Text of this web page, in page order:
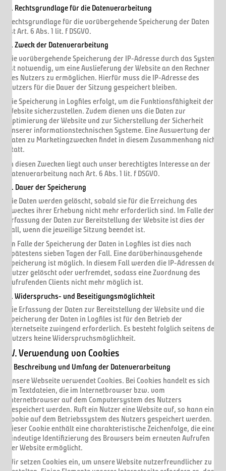
2. Rechtsgrundlage für die Datenverarbeitung
Rechtsgrundlage für die vorübergehende Speicherung der Daten
ist Art. 6 Abs. 1 lit. f DSGVO.
3. Zweck der Datenverarbeitung
Die vorübergehende Speicherung der IP-Adresse durch das System
ist notwendig, um eine Auslieferung der Website an den Rechner
des Nutzers zu ermöglichen. Hierfür muss die IP-Adresse des
Nutzers für die Dauer der Sitzung gespeichert bleiben.
Die Speicherung in Logfiles erfolgt, um die Funktionsfähigkeit der
Website sicherzustellen. Zudem dienen uns die Daten zur
Optimierung der Website und zur Sicherstellung der Sicherheit
unserer informationstechnischen Systeme. Eine Auswertung der
Daten zu Marketingzwecken findet in diesem Zusammenhang nicht
statt.
In diesen Zwecken liegt auch unser berechtigtes Interesse an der
Datenverarbeitung nach Art. 6 Abs. 1 lit. f DSGVO.
4. Dauer der Speicherung
Die Daten werden gelöscht, sobald sie für die Erreichung des
Zweckes ihrer Erhebung nicht mehr erforderlich sind. Im Falle der
Erfassung der Daten zur Bereitstellung der Website ist dies der
Fall, wenn die jeweilige Sitzung beendet ist.
Im Falle der Speicherung der Daten in Logfiles ist dies nach
spätestens sieben Tagen der Fall. Eine darüberhinausgehende
Speicherung ist möglich. In diesem Fall werden die IP-Adressen der
Nutzer gelöscht oder verfremdet, sodass eine Zuordnung des
aufrufenden Clients nicht mehr möglich ist.
5. Widerspruchs- und Beseitigungsmöglichkeit
Die Erfassung der Daten zur Bereitstellung der Website und die
Speicherung der Daten in Logfiles ist für den Betrieb der
Internetseite zwingend erforderlich. Es besteht folglich seitens des
Nutzers keine Widerspruchsmöglichkeit.
IV. Verwendung von Cookies
1. Beschreibung und Umfang der Datenverarbeitung
Unsere Webseite verwendet Cookies. Bei Cookies handelt es sich
um Textdateien, die im Internetbrowser bzw. vom
Internetbrowser auf dem Computersystem des Nutzers
gespeichert werden. Ruft ein Nutzer eine Website auf, so kann ein
Cookie auf dem Betriebssystem des Nutzers gespeichert werden.
Dieser Cookie enthält eine charakteristische Zeichenfolge, die eine
eindeutige Identifizierung des Browsers beim erneuten Aufrufen
der Website ermöglicht.
Wir setzen Cookies ein, um unsere Website nutzerfreundlicher zu